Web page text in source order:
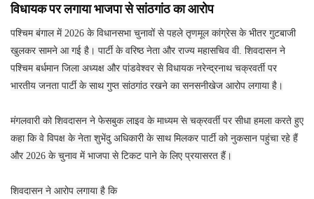
विधायक पर लगाया भाजपा से सांठगांठ का आरोप
पश्चिम बंगाल में 2026 के विधानसभा चुनावों से पहले तृणमूल कांग्रेस के भीतर गुटबाजी
खुलकर सामने आ गई है। पार्टी के वरिष्ठ नेता और राज्य महासचिव वी. शिवदासन ने
पश्चिम बर्धमान जिला अध्यक्ष और पांडवेश्वर से विधायक नरेन्द्रनाथ चक्रवर्ती पर
भारतीय जनता पार्टी के साथ गुप्त सांठगांठ रखने का सनसनीखेज आरोप लगाया है।
मंगलवारी को शिवदासन ने फेसबुक लाइव के माध्यम से चक्रवर्ती पर सीधा हमला करते हुए
कहा कि वे विपक्ष के नेता शुभेंदु अधिकारी के साथ मिलकर पार्टी को नुकसान पहुंचा रहे हैं
और 2026 के चुनाव में भाजपा से टिकट पाने के लिए प्रयासरत हैं।
शिवदासन ने आरोप लगाया है कि